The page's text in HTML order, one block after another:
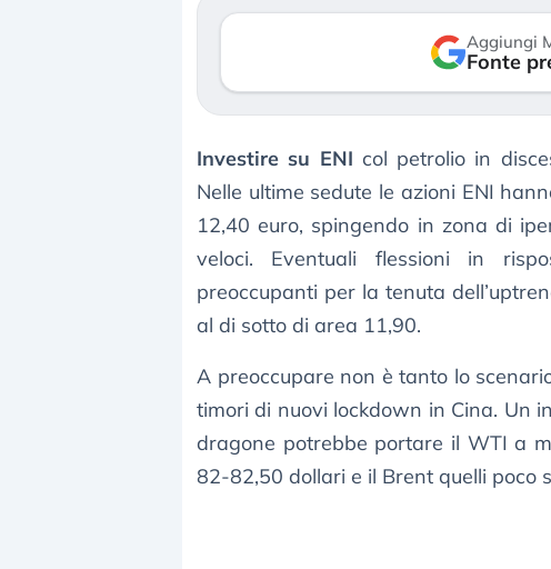
Aggiungi
Fonte
Investire su ENI col petrolio in
Nelle ultime sedute le azioni ENI
12,40 euro, spingendo in zona di
veloci. Eventuali flessioni in
preoccupanti per la tenuta
al di sotto di area 11,90.
A preoccupare non è tanto lo
timori di nuovi lockdown in Cina. Un
dragone potrebbe portare il WTI a
82-82,50 dollari e il Brent quelli poco
verso le (…)